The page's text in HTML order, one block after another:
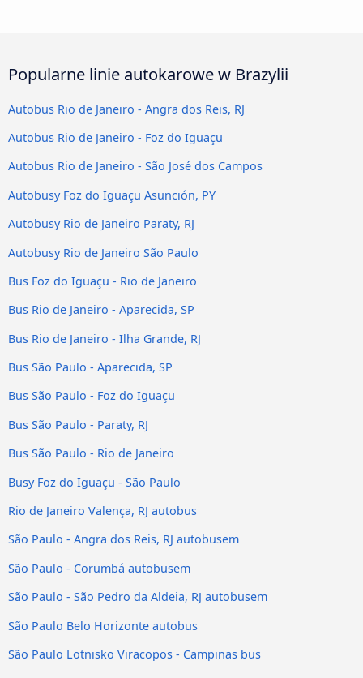
Popularne linie autokarowe w Brazylii
Autobus Rio de Janeiro - Angra dos Reis, RJ
Autobus Rio de Janeiro - Foz do Iguaçu
Autobus Rio de Janeiro - São José dos Campos
Autobusy Foz do Iguaçu Asunción, PY
Autobusy Rio de Janeiro Paraty, RJ
Autobusy Rio de Janeiro São Paulo
Bus Foz do Iguaçu - Rio de Janeiro
Bus Rio de Janeiro - Aparecida, SP
Bus Rio de Janeiro - Ilha Grande, RJ
Bus São Paulo - Aparecida, SP
Bus São Paulo - Foz do Iguaçu
Bus São Paulo - Paraty, RJ
Bus São Paulo - Rio de Janeiro
Busy Foz do Iguaçu - São Paulo
Rio de Janeiro Valença, RJ autobus
São Paulo - Angra dos Reis, RJ autobusem
São Paulo - Corumbá autobusem
São Paulo - São Pedro da Aldeia, RJ autobusem
São Paulo Belo Horizonte autobus
São Paulo Lotnisko Viracopos - Campinas bus